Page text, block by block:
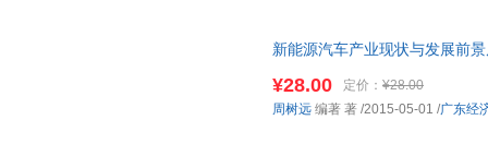
新能源汽车产业现状与发展前
¥28.00 定价： ¥28.00
周树远 编著 著 /2015-05-01 /广东经